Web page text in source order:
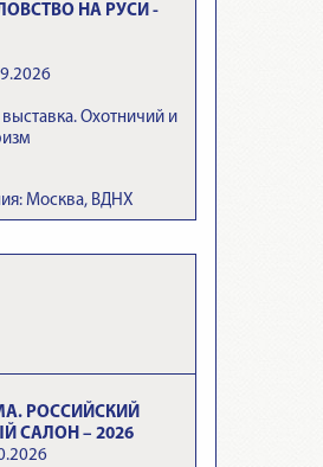
НА РУСИ -
Охотничий и
Москва, ВДНХ
РОССИЙСКИЙ
САЛОН – 2026